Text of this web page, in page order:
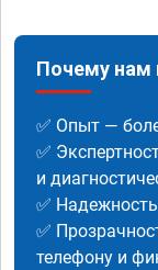
Почему нам
✅ Опыт —
✅
и
✅
✅
телефону и